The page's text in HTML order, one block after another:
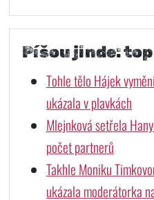
Píšou jinde:
Tohle tělo Hájek
ukázala v plavkách
Mlejnková setřela
počet partnerů
Takhle Moniku
ukázala moderátorka